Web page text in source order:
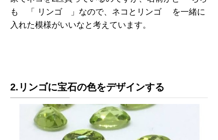
も 「 リンゴ 」なので、ネコとリンゴ を一緒に
入れた模様がいいなと考えています。
2.リンゴに宝石の色をデザインする